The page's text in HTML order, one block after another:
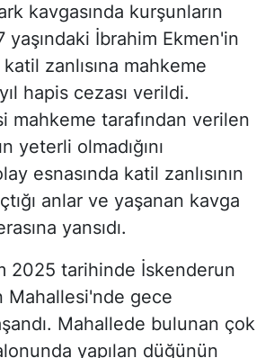
kavgasında kurşunların
İbrahim Ekmen'in
zanlısına mahkeme
hapis cezası verildi.
mahkeme tarafından verilen
yeterli olmadığını
esnasında katil zanlısının
anlar ve yaşanan kavga
yansıdı.
2025 tarihinde İskenderun
Mahallesi'nde gece
Mahallede bulunan çok
yapılan düğünün